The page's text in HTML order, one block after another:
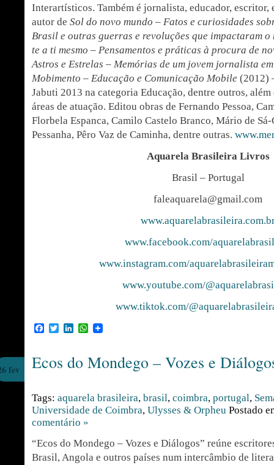
Interartísticos. Também é jornalista, educador,
autor de Sol do novo mundo – Fatos e curiosidades
Brasil e outras guerras e revoluções que impactaram
te a ti mesmo – Pensamentos e práticas à procura de
Astros e Estrelas – Memórias de um jovem jornalista
Mobimento – Educação e Comunicação Mobile (2012)
Jabuti 2013 na categoria Educação, dentre outros, além
áreas de atuação. Editou obras de Fernando Pessoa,
Florbela Espanca, Camilo Castelo Branco, Mário de
Pessanha, Pêro Vaz de Caminha, dentre outras.
Aquarela Brasileira Livros
Brasil – Portugal
faleaquarela@gmail.com
www.facebook.com/
www.instagram.com/
www.youtube.com/
www.tiktok.com/
Facebook
TwitterLinkedInWhatsApp
Ecos do Mondego – Vozes e
fev
Tags: aquarela brasileira, brasil, coimbra, portugal,
Universidade de Coimbra, Ulysses & Orpheu Postado
comentário »
“Ecos do Mondego – Vozes e Diálogos” reúne
Brasil, Angola e outros países num intercâmbio de